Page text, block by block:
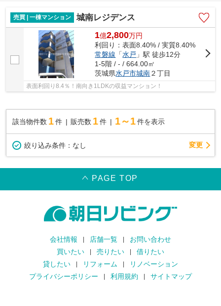
売買 | 一棟マンション 城南レジデンス
1億2,800万円
利回り：表面8.40% / 実質8.40%
常磐線 「水戸 」駅 徒歩12分
1-5階 / - / 664.00㎡
茨城県水戸市城南２丁目
表面利回り8.4％！南向き1LDKの収益マンション！
該当物件数 1件 販売数 1 件 1～1 件を表示
絞り込み条件： なし 変更
PAGE TOP
会社情報 店舗一覧
お問い合わせ
買いたい
売りたい
借りたい
貸したい
リフォーム
リノベーション
プライバシーポリシー
利用規約 サイトマップ